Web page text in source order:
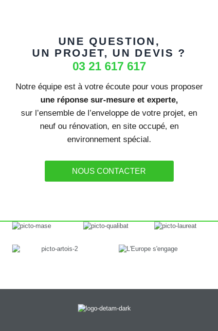
UNE QUESTION,
UN PROJET, UN DEVIS ?
03 21 617 617
Notre équipe est à votre écoute pour vous proposer
une réponse sur-mesure et experte,
sur l’ensemble de l’enveloppe de votre projet, en
neuf ou rénovation, en site occupé, en
environnement spécial.
NOUS CONTACTER